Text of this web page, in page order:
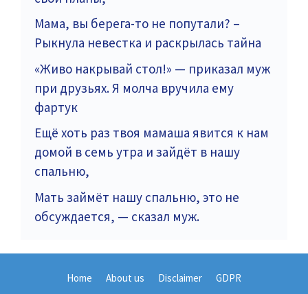
Мама, вы берега-то не попутали? –
Рыкнула невестка и раскрылась тайна
«Живо накрывай стол!» — приказал муж
при друзьях. Я молча вручила ему
фартук
Ещё хоть раз твоя мамаша явится к нам
домой в семь утра и зайдёт в нашу
спальню,
Мать займёт нашу спальню, это не
обсуждается, — сказал муж.
Home About us Disclaimer
GDPR